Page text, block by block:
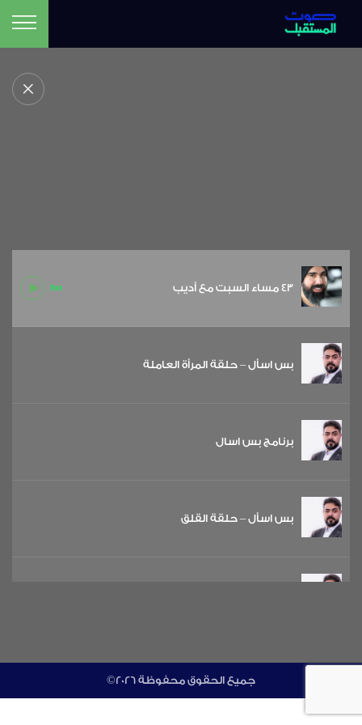
43 مساء السبت مع أديب
بس اسأل – حلقة المرأة العاملة
برنامج بس اسال
بس اسأل – حلقة القلق
©جميع الحقوق محفوظة 2026